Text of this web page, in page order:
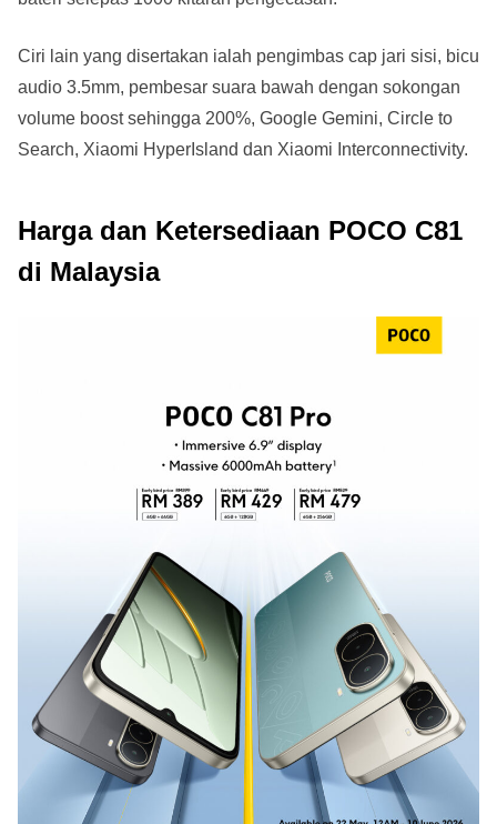
Ciri lain yang disertakan ialah pengimbas cap jari sisi, bicu
audio 3.5mm, pembesar suara bawah dengan sokongan
volume boost sehingga 200%, Google Gemini, Circle to
Search, Xiaomi HyperIsland dan Xiaomi Interconnectivity.
Harga dan Ketersediaan POCO C81
di Malaysia